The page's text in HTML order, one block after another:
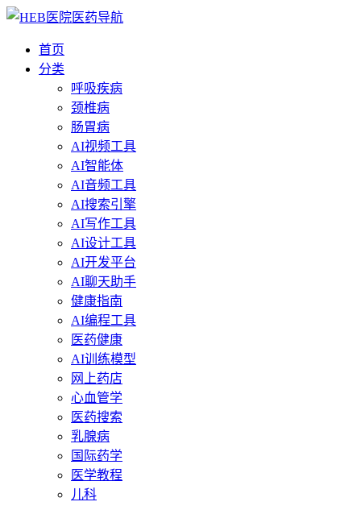
首页
分类
呼吸疾病
颈椎病
肠胃病
AI视频工具
AI智能体
AI音频工具
AI搜索引擎
AI写作工具
AI设计工具
AI开发平台
AI聊天助手
健康指南
AI编程工具
医药健康
AI训练模型
网上药店
心血管学
医药搜索
乳腺病
国际药学
医学教程
儿科